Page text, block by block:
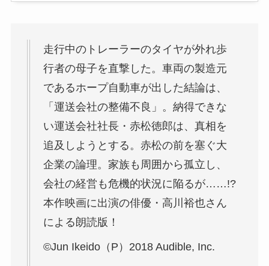
走行中のトレーラーのタイヤが外れ歩
行者の母子を直撃した。車両の製造元
であるホープ自動車が出した結論は、
「運送会社の整備不良」。納得できな
い運送会社社長・赤松徳郎は、真相を
追及しようとする。赤松の前を塞ぐ大
企業の論理。家族も周囲から孤立し、
会社の経営も危機的状況に陥るが……!?
本作映画に出演の俳優・高川裕也さん
による朗読版！
©Jun Ikeido（P）2018 Audible, Inc.